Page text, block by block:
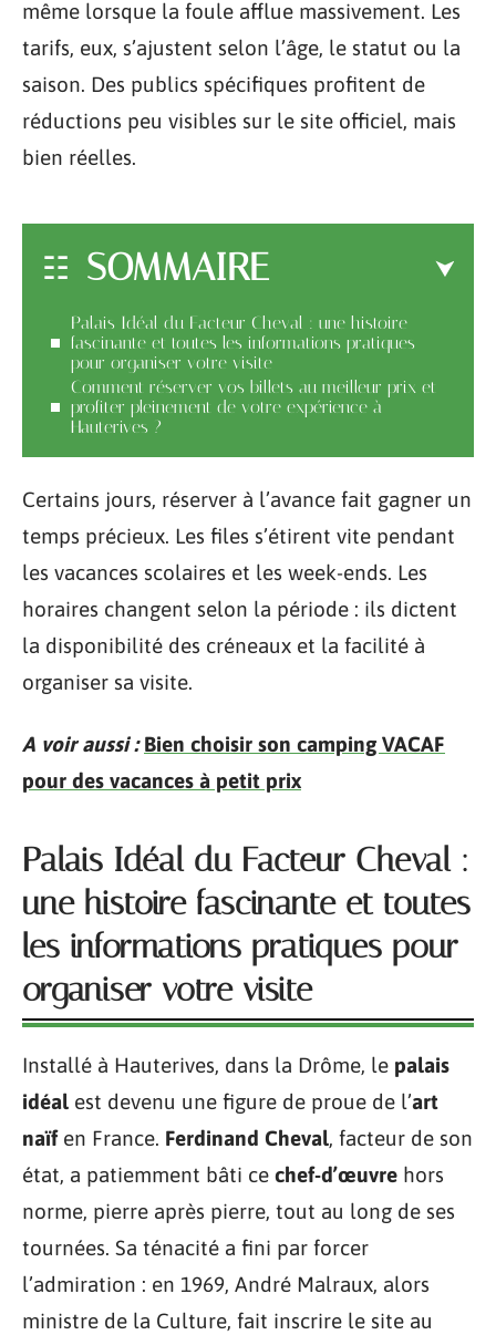
même lorsque la foule afflue massivement. Les
tarifs, eux, s’ajustent selon l’âge, le statut ou la
saison. Des publics spécifiques profitent de
réductions peu visibles sur le site officiel, mais
bien réelles.
SOMMAIRE
Palais Idéal du Facteur Cheval : une histoire
fascinante et toutes les informations pratiques
pour organiser votre visite
Comment réserver vos billets au meilleur prix et
profiter pleinement de votre expérience à
Hauterives ?
Certains jours, réserver à l’avance fait gagner un
temps précieux. Les files s’étirent vite pendant
les vacances scolaires et les week-ends. Les
horaires changent selon la période : ils dictent
la disponibilité des créneaux et la facilité à
organiser sa visite.
A voir aussi : Bien choisir son camping VACAF
pour des vacances à petit prix
Palais Idéal du Facteur Cheval :
une histoire fascinante et toutes
les informations pratiques pour
organiser votre visite
Installé à Hauterives, dans la Drôme, le palais
idéal est devenu une figure de proue de l’art
naïfen France. Ferdinand Cheval, facteur de son
état, a patiemment bâti ce chef-d’œuvre hors
norme, pierre après pierre, tout au long de ses
tournées. Sa ténacité a fini par forcer
l’admiration : en 1969, André Malraux, alors
ministre de la Culture, fait inscrire le site au